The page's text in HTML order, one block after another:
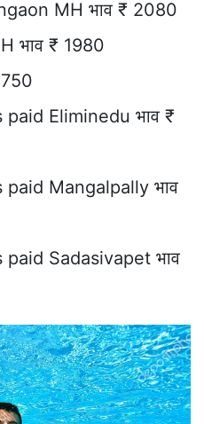
MH भाव ₹ 2080
भाव ₹ 1980
Eliminedu भाव ₹
Mangalpally भाव
Sadasivapet भाव